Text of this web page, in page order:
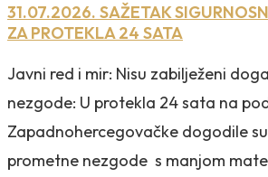
31.07.2026. SAŽETAK
ZA PROTEKLA 24 SATA
Javni red i mir: Nisu zabilježeni
nezgode: U protekla 24 sata na
Zapadnohercegovačke dogodile
prometne nezgode s manjom